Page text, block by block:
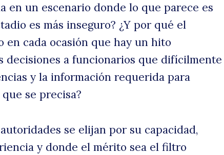
en un escenario donde lo que parece es
es más inseguro? ¿Y por qué el
en cada ocasión que hay un hito
decisiones a funcionarios que difícilmente
y la información requerida para
se precisa?
se elijan por su capacidad,
y donde el mérito sea el filtro